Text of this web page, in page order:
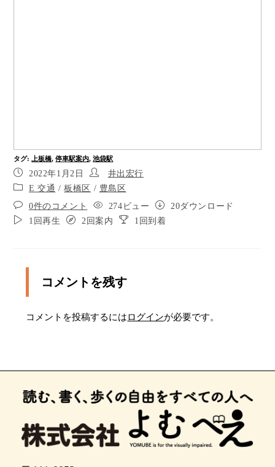
池袋駅
タグ: 上板橋, 停車駅案内, 池袋駅
2022年1月2日
井出宏行
E 交通 /板橋区 / 豊島区
0件のコメント
274ビュー
20ダウンロード
1回再生
2回案内 1回到着
コメントを残す
コメントを投稿するにはログインが必要です。